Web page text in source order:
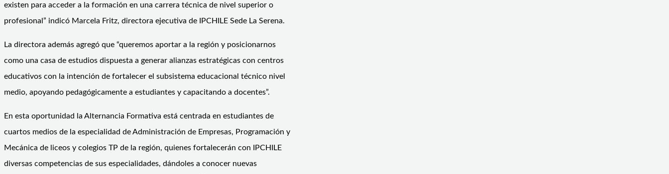
existen para acceder a la formación en una carrera técnica de nivel superior o
profesional” indicó Marcela Fritz, directora ejecutiva de IPCHILE Sede La Serena.
La directora además agregó que “queremos aportar a la región y posicionarnos
como una casa de estudios dispuesta a generar alianzas estratégicas con centros
educativos con la intención de fortalecer el subsistema educacional técnico nivel
medio, apoyando pedagógicamente a estudiantes y capacitando a docentes”.
En esta oportunidad la Alternancia Formativa está centrada en estudiantes de
cuartos medios de la especialidad de Administración de Empresas, Programación y
Mecánica de liceos y colegios TP de la región, quienes fortalecerán con IPCHILE
diversas competencias de sus especialidades, dándoles a conocer nuevas